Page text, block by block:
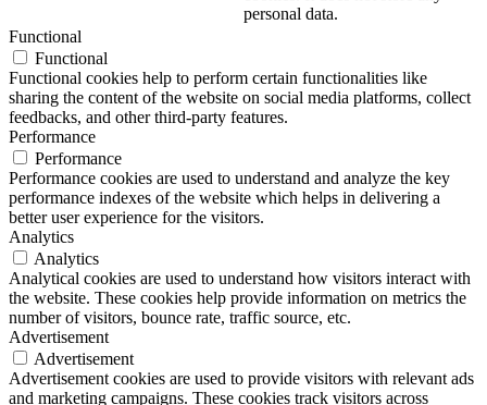
personal data.
Functional
Functional
Functional cookies help to perform certain functionalities like
sharing the content of the website on social media platforms, collect
feedbacks, and other third-party features.
Performance
Performance
Performance cookies are used to understand and analyze the key
performance indexes of the website which helps in delivering a
better user experience for the visitors.
Analytics
Analytics
Analytical cookies are used to understand how visitors interact with
the website. These cookies help provide information on metrics the
number of visitors, bounce rate, traffic source, etc.
Advertisement
Advertisement
Advertisement cookies are used to provide visitors with relevant ads
and marketing campaigns. These cookies track visitors across